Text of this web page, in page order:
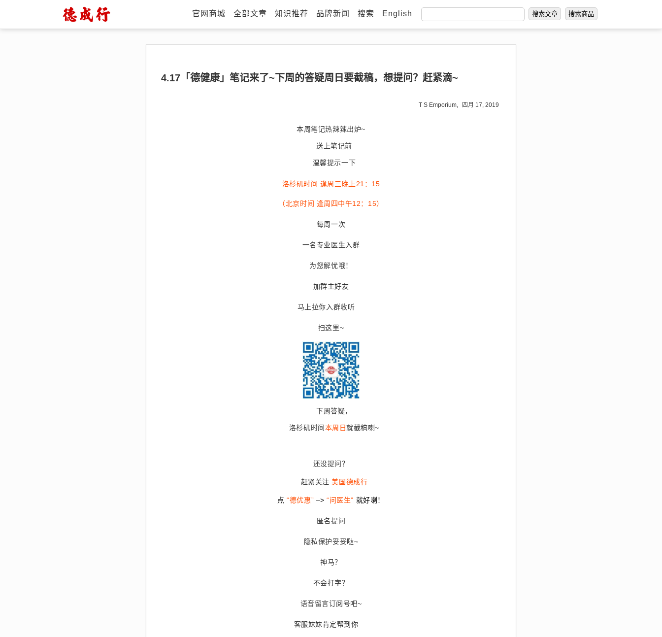
搜索文章 搜索商品
官网商城 全部文章 知识推荐 品牌新闻 搜索 English
4.17「德健康」笔记来了~下周的答疑周日要截稿，想提问？赶紧滴~
四月 17, 2019
T S Emporium,
本周笔记热辣辣出炉~
送上笔记前
温馨提示一下
洛杉矶时间 逢周三晚上21：15
（北京时间 逢周四中午12：15）
每周一次
一名专业医生入群
为您解忧哦！
加群主好友
马上拉你入群收听
扫这里~
下周答疑，
洛杉矶时间本周日就截稿喇~
还没提问？
赶紧关注美国德成行
点 “德优惠” –> “问医生” 就好喇！
匿名提问
隐私保护妥妥哒~
神马？
不会打字？
语音留言订阅号吧~
客服妹妹肯定帮到你